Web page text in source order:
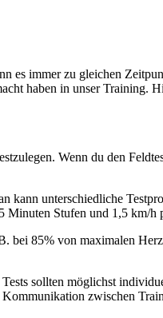
es immer zu gleichen
haben in unser Training.
Wenn du den
kann unterschiedliche
Stufen und 1,5 km/
bei 85% von maximalen
sollten möglichst
zwischen